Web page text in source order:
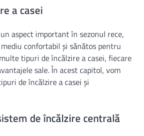
a casei
aspect important în sezonul rece,
confortabil și sănătos pentru
tipuri de încălzire a casei, fiecare
sale. În acest capitol, vom
de încălzire a casei și
de încălzire centrală